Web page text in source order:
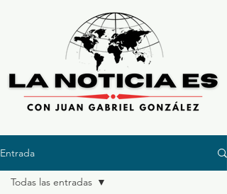
Entrada
Todas las entradas